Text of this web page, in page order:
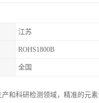
江苏
ROHS1800B
全国
和科研检测领域，精准的元